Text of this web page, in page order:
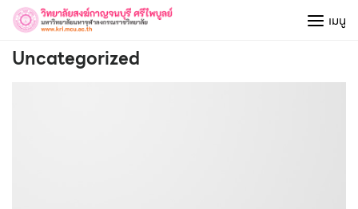
Skip
content
เมนู
Uncategorized